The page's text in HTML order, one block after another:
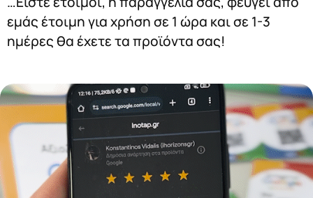
εμάς έτοιμη για χρήση σε 1 ώρα και σε 1-3
ημέρες θα έχετε τα προϊόντα σας!